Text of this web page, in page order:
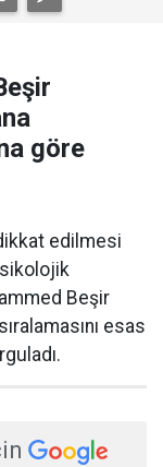
göre
edilmesi
Beşir
esas